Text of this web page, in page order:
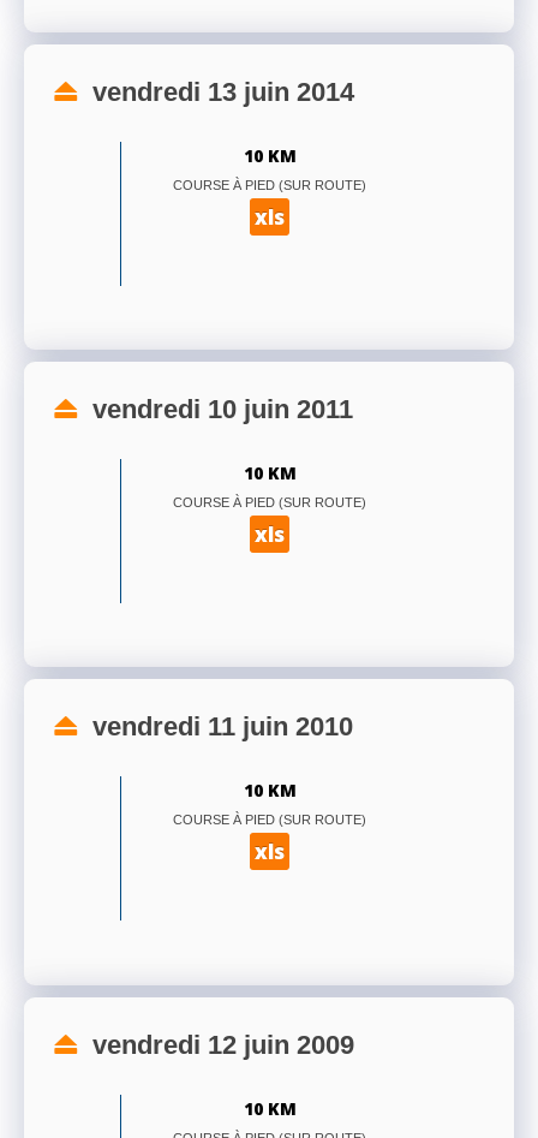
vendredi 13 juin 2014
10 KM
COURSE À PIED (SUR ROUTE)
xls
vendredi 10 juin 2011
10 KM
COURSE À PIED (SUR ROUTE)
xls
vendredi 11 juin 2010
10 KM
COURSE À PIED (SUR ROUTE)
xls
vendredi 12 juin 2009
10 KM